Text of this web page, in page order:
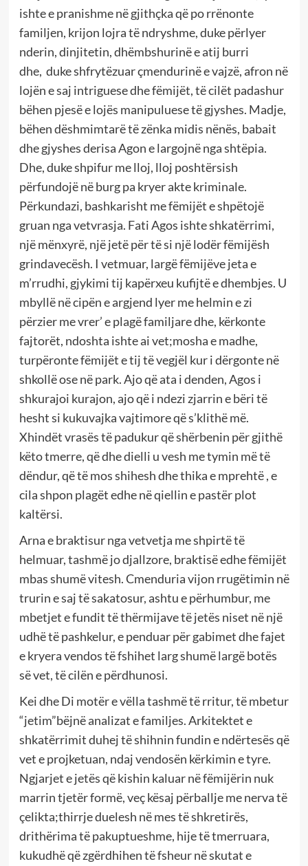
ishte e pranishme në gjithçka që po rrënonte
familjen, krijon lojra të ndryshme, duke përlyer
nderin, dinjitetin, dhëmbshurinë e atij burri
dhe, duke shfrytëzuar çmendurinë e vajzë, afron në
lojën e saj intriguese dhe fëmijët, të cilët padashur
bëhen pjesë e lojës manipuluese të gjyshes. Madje,
bëhen dëshmimtarë të zënka midis nënës, babait
dhe gjyshes derisa Agon e largojnë nga shtëpia.
Dhe, duke shpifur me lloj, lloj poshtërsish
përfundojë në burg pa kryer akte kriminale.
Përkundazi, bashkarisht me fëmijët e shpëtojë
gruan nga vetvrasja. Fati Agos ishte shkatërrimi,
një mënxyrë, një jetë për të si një lodër fëmijësh
grindavecësh. I vetmuar, largë fëmijëve jeta e
m’rrudhi, gjykimi tij kapërxeu kufijtë e dhembjes. U
mbyllë në cipën e argjend lyer me helmin e zi
përzier me vrer’ e plagë familjare dhe, kërkonte
fajtorët, ndoshta ishte ai vet;mosha e madhe,
turpëronte fëmijët e tij të vegjël kur i dërgonte në
shkollë ose në park. Ajo që ata i denden, Agos i
shkurajoi kurajon, ajo që i ndezi zjarrin e bëri të
hesht si kukuvajka vajtimore që s’klithë më.
Xhindët vrasës të padukur që shërbenin për gjithë
këto tmerre, që dhe dielli u vesh me tymin më të
dëndur, që të mos shihesh dhe thika e mprehtë , e
cila shpon plagët edhe në qiellin e pastër plot
kaltërsi.
Arna e braktisur nga vetvetja me shpirtë të
helmuar, tashmë jo djallzore, braktisë edhe fëmijët
mbas shumë vitesh. Cmenduria vijon rrugëtimin në
trurin e saj të sakatosur, ashtu e përhumbur, me
mbetjet e fundit të thërmijave të jetës niset në një
udhë të pashkelur, e penduar për gabimet dhe fajet
e kryera vendos të fshihet larg shumë largë botës
së vet, të cilën e përdhunosi.
Kei dhe Di motër e vëlla tashmë të rritur, të mbetur
“jetim”bëjnë analizat e familjes. Arkitektet e
shkatërrimit duhej të shihnin fundin e ndërtesës që
vet e projketuan, ndaj vendosën kërkimin e tyre.
Ngjarjet e jetës që kishin kaluar në fëmijërin nuk
marrin tjetër formë, veç kësaj përballje me nerva të
çelikta;thirrje duelesh në mes të shkretirës,
drithërima të pakuptueshme, hije të tmerruara,
kukudhë që zgërdhihen të fsheur në skutat e